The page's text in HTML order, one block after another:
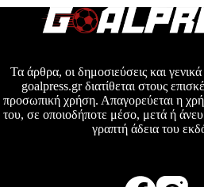
Τα άρθρα, οι δημοσιεύσεις και
goalpress.gr διατίθεται στους
προσωπική χρήση. Απαγορεύεται η
του, σε οποιοδήποτε μέσο, μετά ή
γραπτή άδεια του